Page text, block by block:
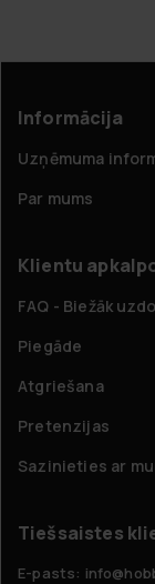
Informācija
Uzņēmuma
Par mums
Klientu
FAQ - Biežāk
Piegāde
Atgriešana
Pretenzijas
Sazinieties ar
Tiešsaistes
E-pasts: